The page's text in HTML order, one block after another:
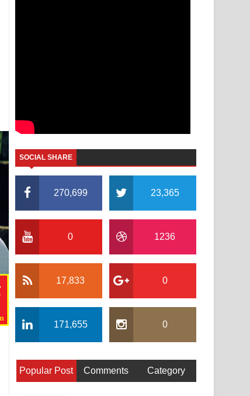
SOCIAL SHARE
270,699 23,365
0 1236
17,833 0
171,655 0
Popular Post Comments Category